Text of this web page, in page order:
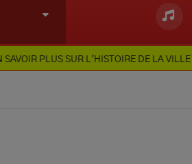
SUR L'HISTOIRE DE LA VILLE ET DE